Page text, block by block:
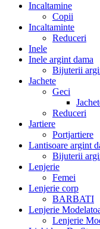
Incaltamine
Copii
Incaltaminte
Reduceri
Inele
Inele argint dama
Bijuterii
Jachete
Geci
Reduceri
Jartiere
Portjartiere
Lantisoare argint
Bijuterii
Lenjerie
Femei
Lenjerie corp
BARBATI
Lenjerie
Lenjerie